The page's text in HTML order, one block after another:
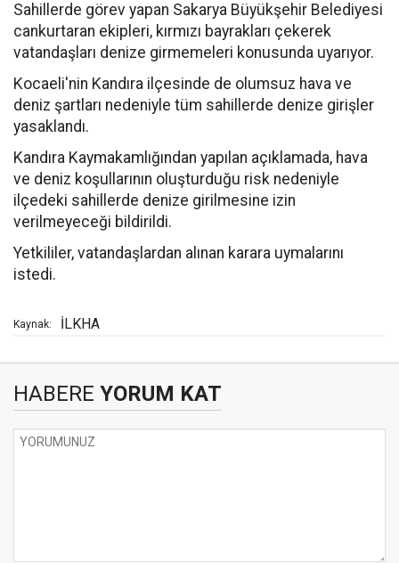
Sahillerde görev yapan Sakarya Büyükşehir Belediyesi
cankurtaran ekipleri, kırmızı bayrakları çekerek
vatandaşları denize girmemeleri konusunda uyarıyor.
Kocaeli'nin Kandıra ilçesinde de olumsuz hava ve
deniz şartları nedeniyle tüm sahillerde denize girişler
yasaklandı.
Kandıra Kaymakamlığından yapılan açıklamada, hava
ve deniz koşullarının oluşturduğu risk nedeniyle
ilçedeki sahillerde denize girilmesine izin
verilmeyeceği bildirildi.
Yetkililer, vatandaşlardan alınan karara uymalarını
istedi.
Kaynak: İLKHA
HABERE YORUM KAT